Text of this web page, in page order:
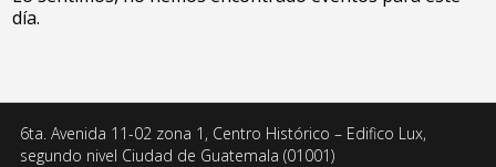
día.
6ta. Avenida 11-02 zona 1, Centro Histórico – Edifico Lux,
segundo nivel Ciudad de Guatemala (01001)